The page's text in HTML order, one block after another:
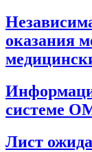
оказания
системе
Лист